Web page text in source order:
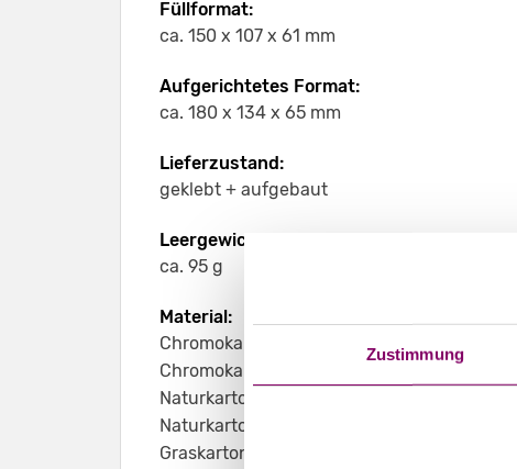
Zustimmung
Füllformat:
ca. 150 x 107 x 61 mm
Aufgerichtetes Format:
ca. 180 x 134 x 65 mm
Lieferzustand:
geklebt + aufgebaut
Leergewicht:
ca. 95 g
Material:
Chromokarton GC1 weiß 370 g/m²
Chromokarton GC1 weiß Naturseite 370 g/m²
Naturkarton braun 450 g/m²
Naturkarton schwarz 400 g/m²
Graskarton 400 g/m²